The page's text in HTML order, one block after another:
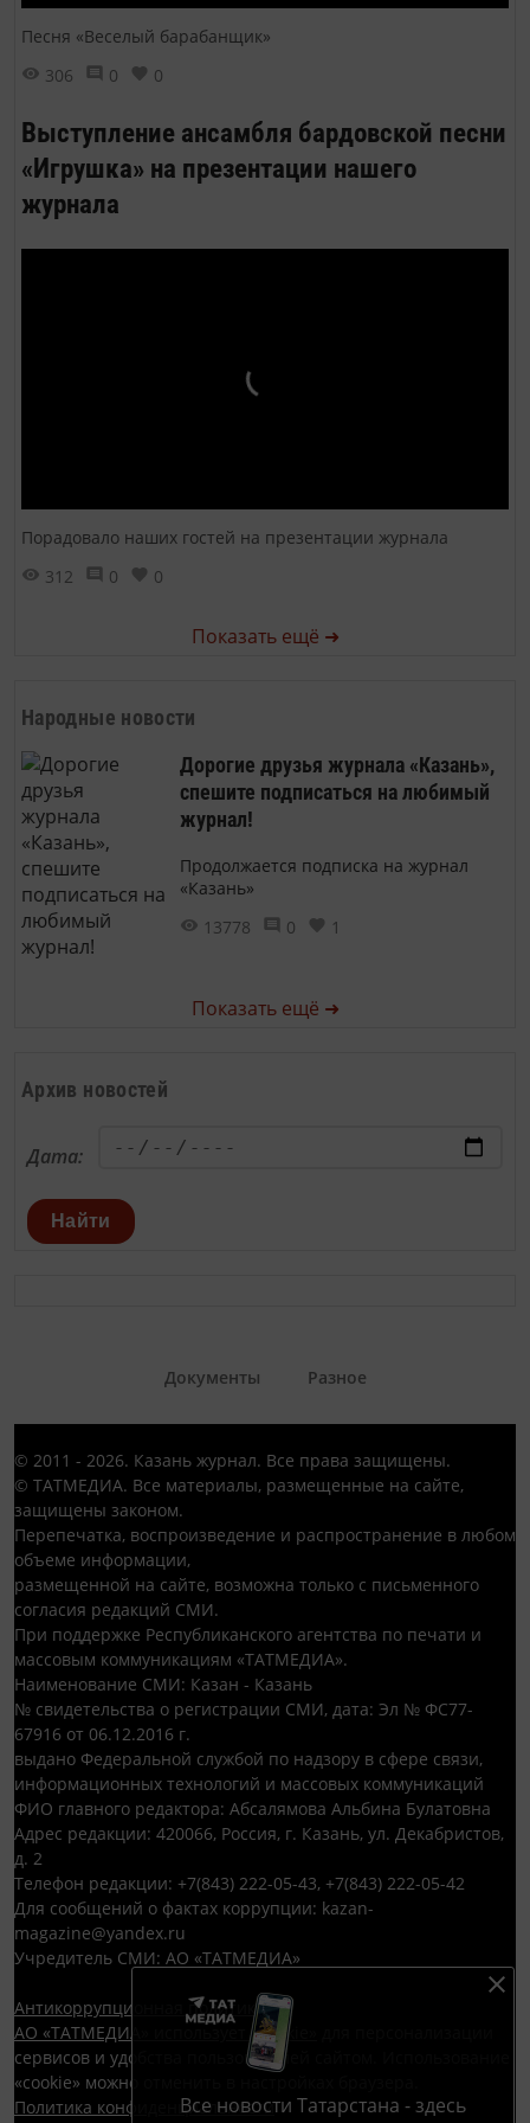
Песня «Веселый барабанщик»
306
0 0
Выступление ансамбля бардовской песни
«Игрушка» на презентации нашего
журнала
Порадовало наших гостей на презентации журнала
312
0 0
Показать ещё ➜
Народные новости
Дорогие друзья журнала «Казань»,
спешите подписаться на любимый
журнал!
Продолжается подписка на журнал
«Казань»
13778
0 1
Показать ещё ➜
Архив новостей
Дата:
Найти
Все новости Татарстана - здесь
Документы Разное
© 2011 - 2026. Казань журнал. Все права защищены.
© ТАТМЕДИА. Все материалы, размещенные на сайте,
защищены законом.
Перепечатка, воспроизведение и распространение в любом
объеме информации,
размещенной на сайте, возможна только с письменного
согласия редакций СМИ.
При поддержке Республиканского агентства по печати и
массовым коммуникациям «ТАТМЕДИА».
Наименование СМИ: Казан - Казань
№ свидетельства о регистрации СМИ, дата: Эл № ФС77-
67916 от 06.12.2016 г.
выдано Федеральной службой по надзору в сфере связи,
информационных технологий и массовых коммуникаций
ФИО главного редактора: Абсалямова Альбина Булатовна
Адрес редакции: 420066, Россия, г. Казань, ул. Декабристов,
д. 2
Телефон редакции: +7(843) 222-05-43, +7(843) 222-05-42
Для сообщений о фактах коррупции: kazan-
magazine@yandex.ru
Учредитель СМИ: АО «ТАТМЕДИА»
Антикоррупционная политика
АО «ТАТМЕДИА» использует «cookie»
сервисов и удобства пользователей сайтом. Использование
«cookie» можно отменить в настройках браузера.
Политика конфиденциальности